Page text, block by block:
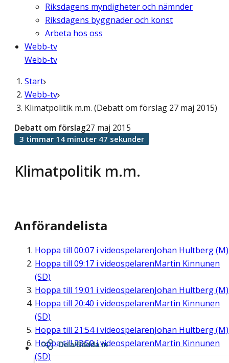
Riksdagens myndigheter och nämnder
Riksdagens byggnader och konst
Arbeta hos oss
Webb-tv
Webb-tv
Start
Webb-tv
Klimatpolitik m.m. (Debatt om förslag 27 maj 2015)
Klimatpolitik m.m.
Debatt om förslag27 maj 2015
3 timmar 14 minuter 47 sekunder
Anförandelista
Hoppa till 00:07 i videospelarenJohan Hultberg (M)
Hoppa till 09:17 i videospelarenMartin Kinnunen
(SD)
Hoppa till 19:01 i videospelarenJohan Hultberg (M)
Hoppa till 20:40 i videospelarenMartin Kinnunen
(SD)
Hoppa till 21:54i videospelarenJohan Hultberg (M)
Hoppa till23:50i videospelarenMartin Kinnunen
(SD)
Dela/Bädda in